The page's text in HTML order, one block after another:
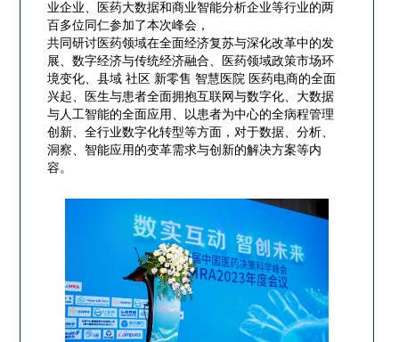
业企业、医药大数据和商业智能分析企业等行业的两
百多位同仁参加了本次峰会，
共同研讨医药领域在全面经济复苏与深化改革中的发
展、数字经济与传统经济融合、医药领域政策市场环
境变化、县域 社区 新零售 智慧医院 医药电商的全面
兴起、医生与患者全面拥抱互联网与数字化、大数据
与人工智能的全面应用、以患者为中心的全病程管理
创新、全行业数字化转型等方面，对于数据、分析、
洞察、智能应用的变革需求与创新的解决方案等内
容。